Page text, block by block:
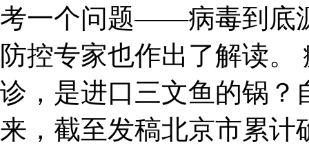
考一个问题——病毒到底
防控专家也作出了解读。
诊，是进口三文鱼的锅？
来，截至发稿北京市累计